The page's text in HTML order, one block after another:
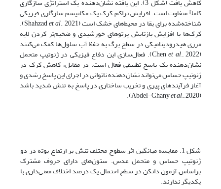
کاهش یافت (شکل 3). این یافته نشان‌دهنده یک استراتژی سازگاری
کاملاً متفاوت است. افزایش تراکم کرک یک مکانیسم سازگاری فیزیکی
شناخته‌شده برای بقا در محیط‌های خشک است (Shahzad et al
., 2021).
کرک‌ها با افزایش بازتابش پرتوهای خورشیدی و ضخیم‌تر کردن لایه
مرزی هیدرودینامیکی در سطح برگ به حفظ آب سلول‌ها کمک می‌کنند
(Chen
et al ., 2022). فعال‌سازی این دفاع فیزیکی در ژنوتیپ متحمل
نشان‌دهنده یک پاسخ تطبیقی فعال است. در مقابل، کاهش کرک در
ژنوتیپ حساس می‌تواند نشان‌دهنده ناتوانی در اجرای این پاسخ رشدی و
آغاز فرآیندهای پیری و تخریب ساختاری در پاسخ به تنش شدید باشد
(Abdel-Ghany
et al., 2020).
شکل 1. مقایسه میانگین اثر سطوح مختلف تنش بر ارتفاع بوته در دو
ژنوتیپ حساس و متحمل عدس. ستون‌های دارای حروف مشترک
براساس آزمون دانکن در سطح احتمال یک درصد اختلاف معنی‌داری با
یکدیگر ندارند.